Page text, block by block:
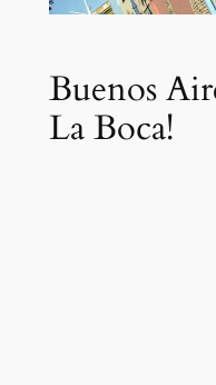
Buenos
La Boca!